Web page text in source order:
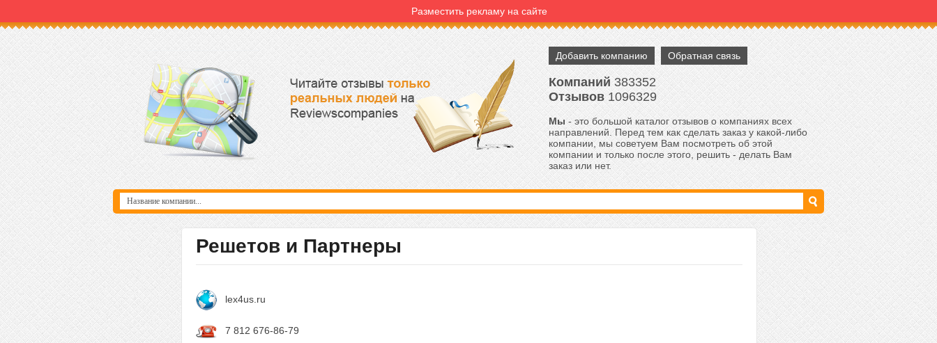
Разместить рекламу на сайте
Добавить компанию Обратная связь
Компаний383352
Отзывов1096329
Мы- это большой каталог отзывов о компаниях всех
направлений. Перед тем как сделать заказ у какой-либо
компании, мы советуем Вам посмотреть об этой
компании и только после этого, решить - делать Вам
заказ или нет.
Решетов и Партнеры
lex4us.ru
7 812 676-86-79